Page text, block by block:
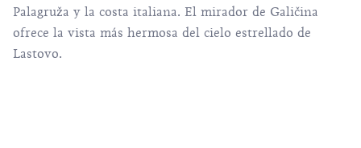
Palagruža y la costa italiana. El mirador de Galičina
ofrece la vista más hermosa del cielo estrellado de
Lastovo.